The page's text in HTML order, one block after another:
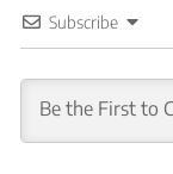
Subscribe